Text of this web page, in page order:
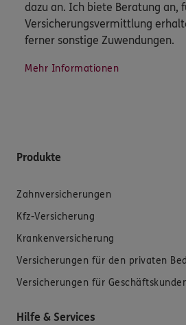
dazu an. Ich biete Beratung an,
Versicherungsvermittlung
ferner sonstige Zuwendungen.
Mehr Informationen
Produkte
Zahnversicherungen
Kfz-Versicherung
Krankenversicherung
Versicherungen für den privaten
Versicherungen für
Hilfe & Services